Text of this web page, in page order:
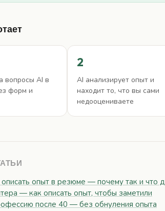
вопросы AI в
форм и
2
AI анализирует опыт и
находит то, что вы сами
недооцениваете
опыт в резюме — почему так и что
— как описать опыт, чтобы заметили
после 40 — без обнуления опыта